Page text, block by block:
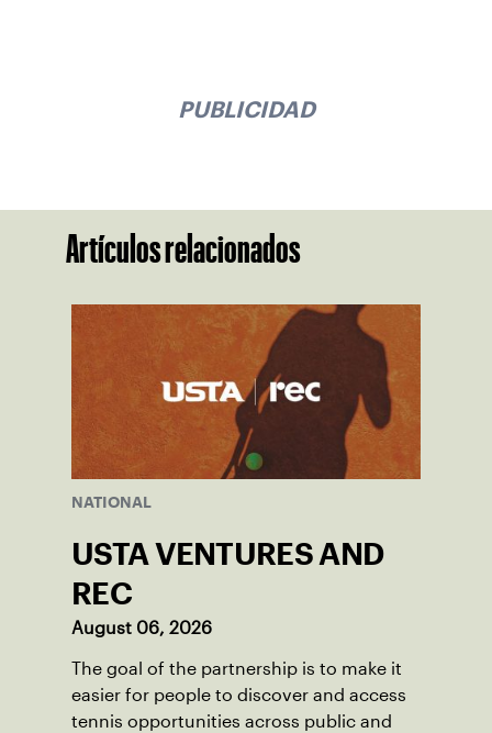
PUBLICIDAD
Artículos relacionados
NATIONAL
USTA VENTURES AND
REC
August 06, 2026
The goal of the partnership is to make it
easier for people to discover and access
tennis opportunities across public and